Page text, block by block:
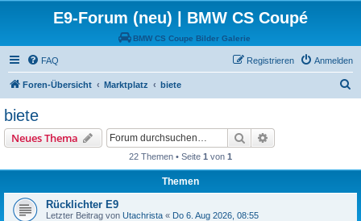
E9-Forum (neu) | BMW CS Coupé
BMW CS Coupe Bilder Galerie
FAQ Anmelden
Registrieren
Foren-Übersicht Marktplatz biete
biete
Neues Thema Suche
22 Themen • Seite 1 von 1
Themen
Rücklichter E9
Letzter Beitrag von Utachrista « Do 6. Aug 2026, 08:55